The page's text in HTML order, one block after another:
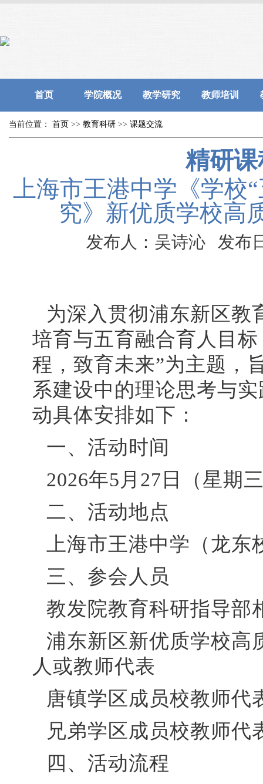
首页 学院概况 教学研究 教师培训
当前位置： 首页 >> 教育科研 >> 课题交流
精研
上海市王港中学《学校
究》新优质学校高
发布人：吴诗沁 发布
为深入贯彻浦东新区教
培育与五育融合育人目
程，致育未来”为主题，
系建设中的理论思考与
动具体安排如下：
一、活动时间
2026年5月27日（星期
二、 活动地点
上海市王港中学（龙
三、 参会人员
教发院教育科研指导部
浦东新区新优质学校高
人或教师代表
唐镇学区成员校教师代
兄弟学区成员校教师代
四、活动流程